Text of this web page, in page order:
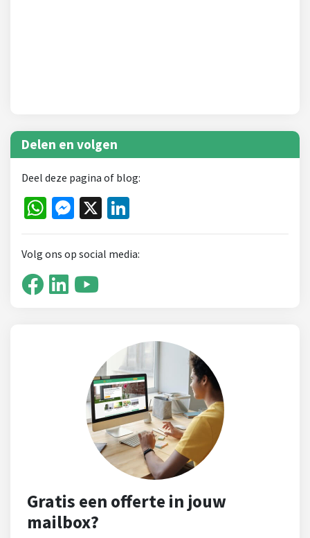
Delen en volgen
Deel deze pagina of blog:
WhatsApp
Messenger
X
Volg ons op social media:
Gratis een offerte in jouw
mailbox?